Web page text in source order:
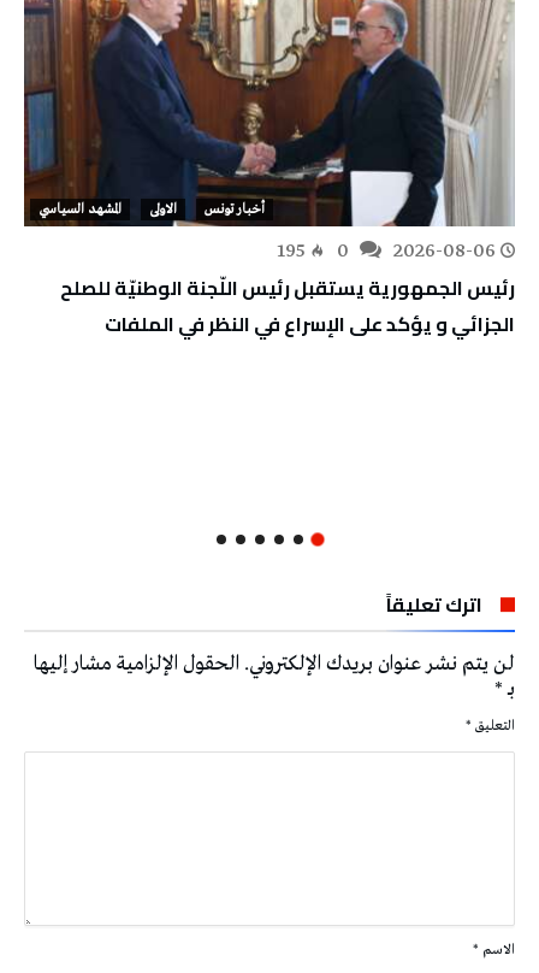
أخبار تونس الاولى المشهد السياسي
2026-08-06
195
رئيس الجمهورية يستقبل رئيس اللّجنة الوطنيّة للصلح
الجزائي و يؤكد على الإسراع في النظر في الملفات
اترك تعليقاً
لن يتم نشر عنوان بريدك الإلكتروني. الحقول الإلزامية مشار إليها
بـ*
التعليق *
الاسم *